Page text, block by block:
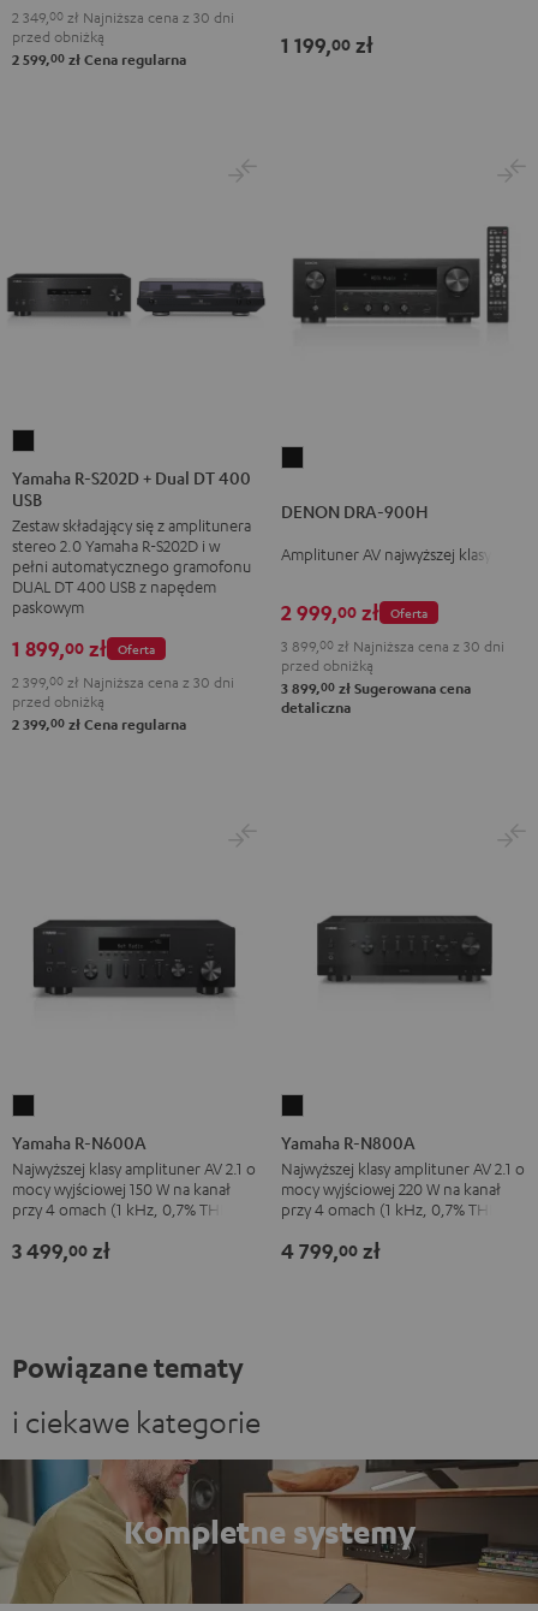
2 349, 00 zł Najniższa cena z 30 dni
przed obniżką
2 599,00 zł Cena regularna
1 199,00 zł
S202D
+
Dual
DT
400
USB
Black
Yamaha R-S202D + Dual DT 400
USB
Zestaw składający się z amplitunera
stereo 2.0 Yamaha R-S202D i w
pełni automatycznego gramofonu
DUAL DT 400 USB z napędem
paskowym
Oferta
1 899,00 zł
2 399, 00 zł Najniższa cena z 30 dni
przed obniżką
2 399,00 zł Cena regularna
900H
Black
DENON DRA-900H
Amplituner AV najwyższej klasy
Oferta
2 999,00 zł
3 899, 00 zł Najniższa cena z 30 dni
przed obniżką
3 899,00 zł Sugerowana cena
detaliczna
N600A
Black
Yamaha R-N600A
Najwyższej klasy amplituner AV 2.1 o
mocy wyjściowej 150 W na kanał
przy 4 omach (1 kHz, 0,7% THD)
3 499,00 zł
N800A
Black
Yamaha R-N800A
Najwyższej klasy amplituner AV 2.1 o
mocy wyjściowej 220 W na kanał
przy 4 omach (1 kHz, 0,7% THD)
4 799,00 zł
Powiązane tematy
i ciekawe kategorie
Kompletne systemy